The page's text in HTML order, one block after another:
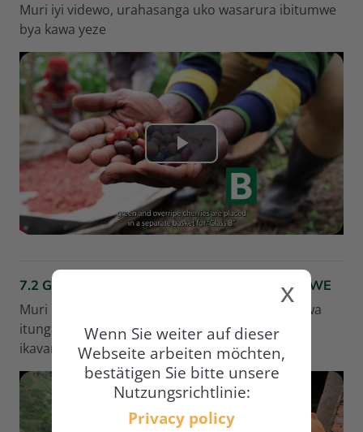
Wenn Sie weiter auf dieser
Webseite arbeiten möchten,
bestätigen Sie bitte unsere
Nutzungsrichtlinie:
Privacy policy
x
Muri iyi videwo, urahasanga uko wasarura ibitumwe
bya kawa yeze
V
i
d
e
a
b
s
7.2 GUTUNGANYA INTETE ZA KAWA ZASARUWE
Muri iyi videwo, basobanura uko ikawa igisarurwa
itunganywa, igatonorwa ikanikwa kugeza isewe
ikavamo